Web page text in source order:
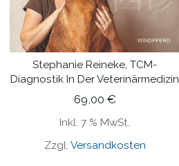
IN DEN WARENKORB
Stephanie Reineke, TCM-
Diagnostik In Der Veterinärmedizin
69,00 €
Inkl. 7 % MwSt.
Zzgl. Versandkosten